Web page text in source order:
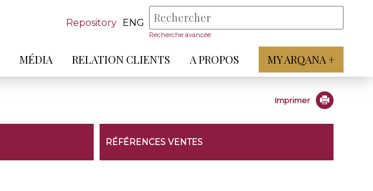
Repository ENG
Recherche avancée
MÉDIA RELATION CLIENTS A PROPOS MY ARQANA +
Imprimer
RÉFÉRENCES VENTES